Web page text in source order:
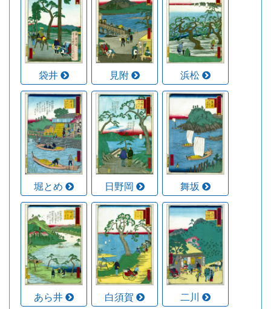
袋井 見附 浜松
堀とめ 日野岡 舞坂
あら井 白須賀 二川